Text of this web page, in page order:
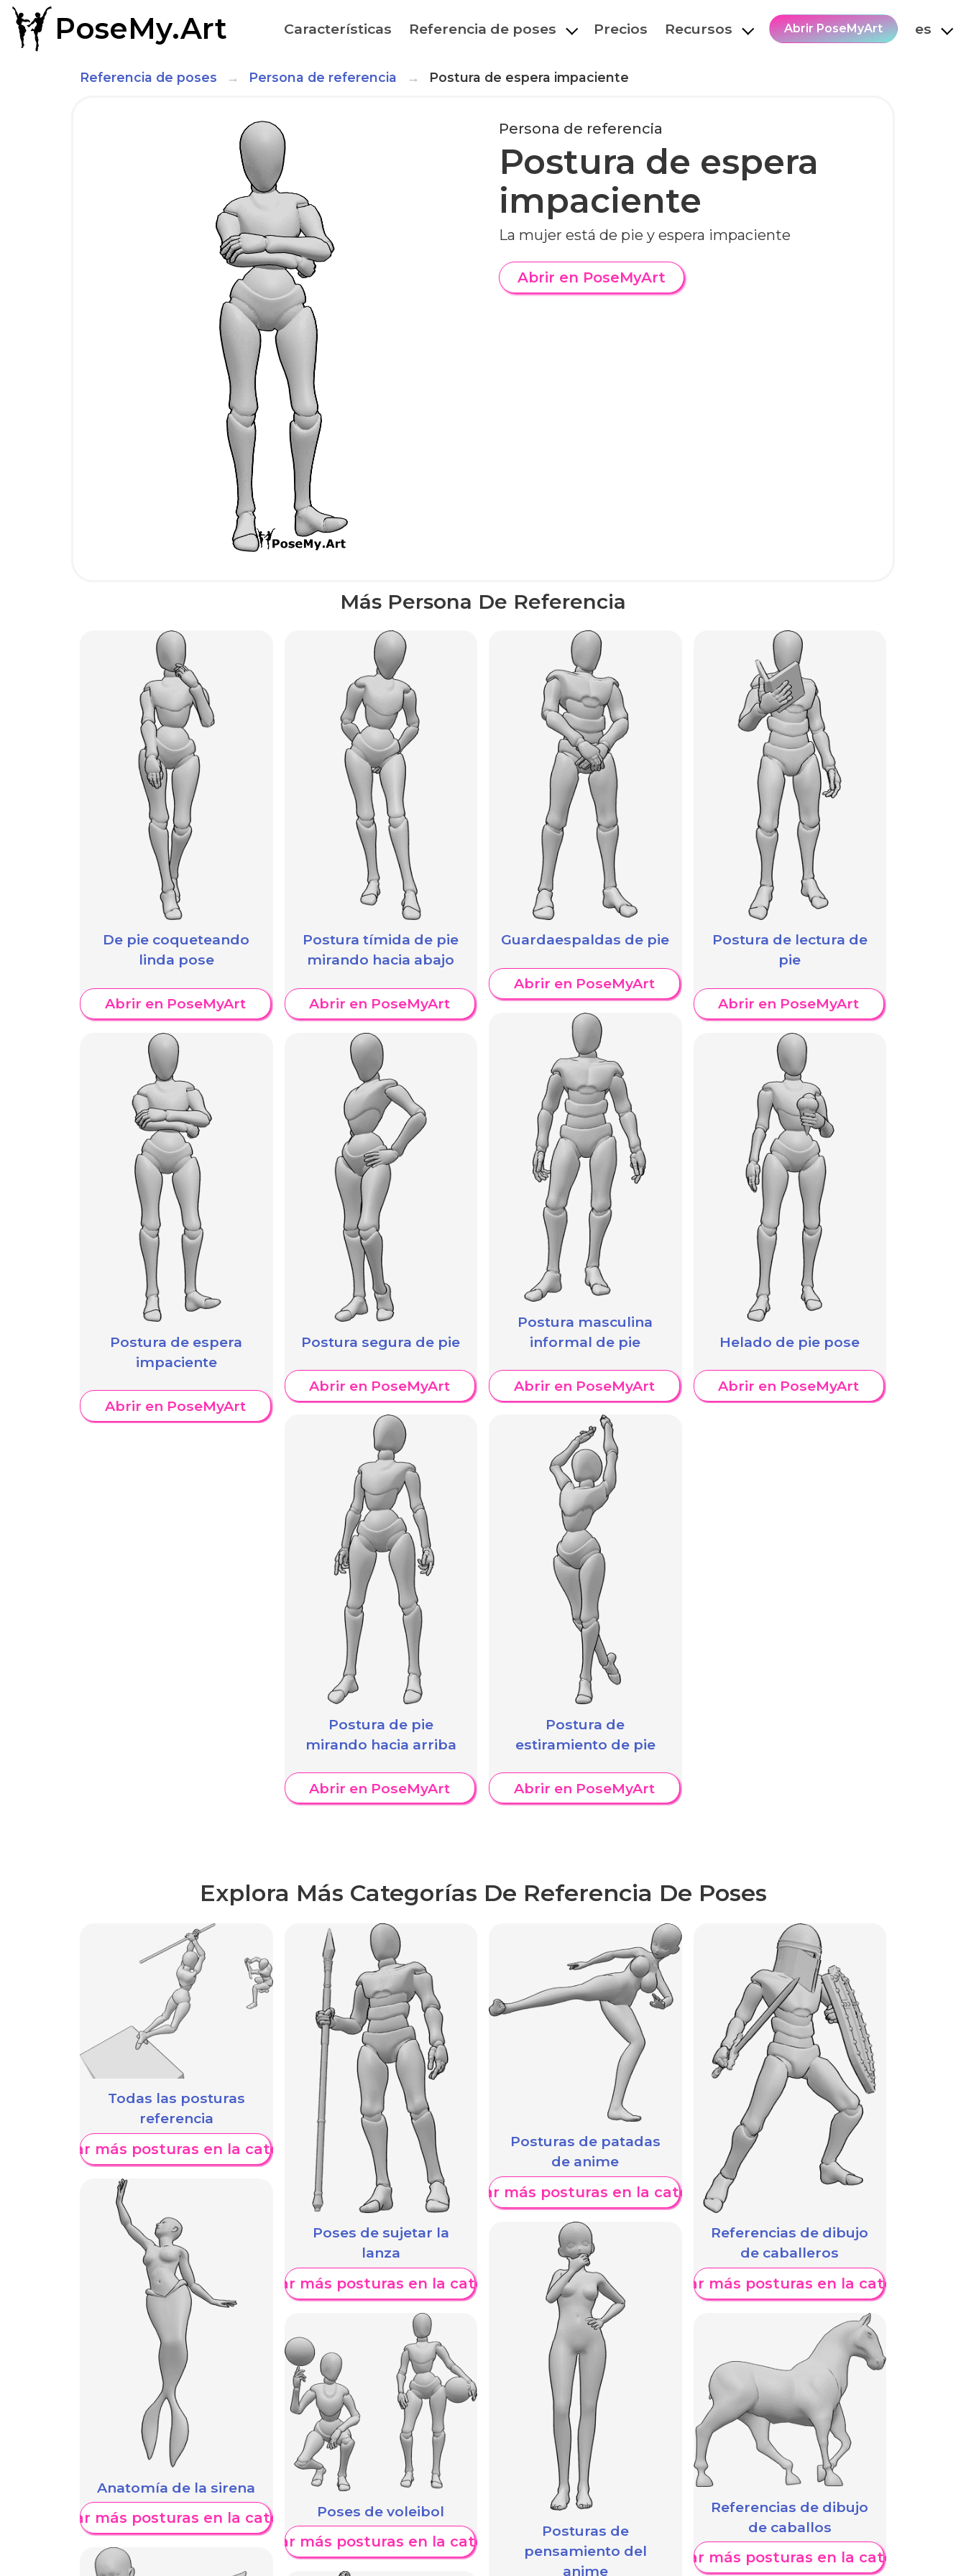
PoseMy.Art Características Referencia de poses Precios Recursos Abrir PoseMyArt es
Referencia de poses Persona de referencia Postura de espera impaciente
Persona de referencia
Postura de espera
impaciente
La mujer está de pie y espera impaciente
Abrir en PoseMyArt
Más Persona De Referencia
De pie coqueteando
linda pose
Abrir en PoseMyArt
Postura de espera
impaciente
Abrir en PoseMyArt
Postura tímida de pie
mirando hacia abajo
Abrir en PoseMyArt
Postura segura de pie
Abrir en PoseMyArt
Postura de pie
mirando hacia arriba
Abrir en PoseMyArt
Guardaespaldas de pie
Abrir en PoseMyArt
Postura masculina
informal de pie
Abrir en PoseMyArt
Postura de
estiramiento de pie
Abrir en PoseMyArt
Postura de lectura de
pie
Abrir en PoseMyArt
Helado de pie pose
Abrir en PoseMyArt
Explora Más Categorías De Referencia De Poses
Todas las posturas
referencia
Mostrar más posturas en la categoría
Anatomía de la sirena
Mostrar más posturas en la categoría
Poses de sujetar la
lanza
Mostrar más posturas en la categoría
Poses de voleibol
Mostrar más posturas en la categoría
Posturas de patadas
de anime
Mostrar más posturas en la categoría
Posturas de
pensamiento del
anime
Referencias de dibujo
de caballeros
Mostrar más posturas en la categoría
Referencias de dibujo
de caballos
Mostrar más posturas en la categoría